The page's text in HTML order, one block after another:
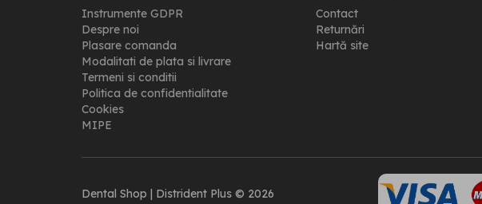
Instrumente GDPR
Despre noi
Plasare comanda
Modalitati de plata si livrare
Termeni si conditii
Politica de confidentialitate
Cookies
MIPE
Contact
Returnări
Hartă site
Dental Shop | Distrident Plus © 2026